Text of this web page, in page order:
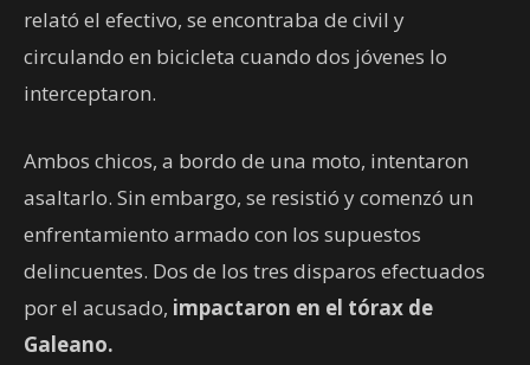
relató el efectivo, se encontraba de civil y
circulando en bicicleta cuando dos jóvenes lo
interceptaron.
Ambos chicos, a bordo de una moto, intentaron
asaltarlo. Sin embargo, se resistió y comenzó un
enfrentamiento armado con los supuestos
delincuentes. Dos de los tres disparos efectuados
por el acusado, impactaron en el tórax de
Galeano.